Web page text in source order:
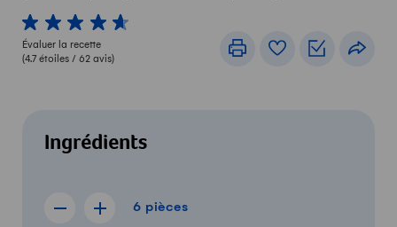
1 von 5 étoiles
2 von 5 étoiles
3 von 5 étoiles
4 von 5 étoiles
5 von 5 étoiles
Évaluer la recette
(4.7 étoiles / 62 avis)
ImprimerLivre de recettes
Listes de
Ingrédients
Afficher la recette de 5 pièces
Afficher la recette de 7 pièces
6 pièces